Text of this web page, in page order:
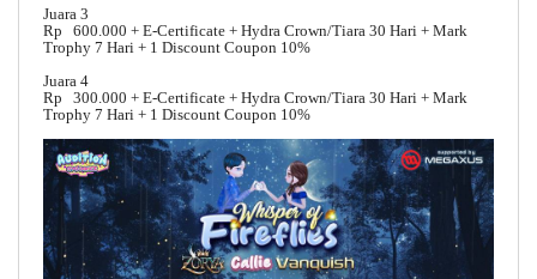
Juara 3
Rp 600.000 + E-Certificate + Hydra Crown/Tiara 30 Hari + Mark
Trophy 7 Hari + 1 Discount Coupon 10%
Juara 4
Rp 300.000 + E-Certificate + Hydra Crown/Tiara 30 Hari + Mark
Trophy 7 Hari + 1 Discount Coupon 10%